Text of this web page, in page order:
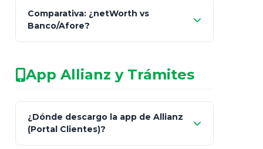
patrimonio con asesores informales en
redes sociales.
consultor técnico
legalmente facultado
Comparativa: ¿netWorth vs
Banco/Afore?
Característica netWorth (Certificado)
App Allianz y Trámites
¿Dónde descargo la app de Allianz
(Portal Clientes)?